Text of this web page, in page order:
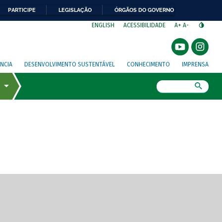
PARTICIPE LEGISLAÇÃO ÓRGÃOS DO GOVERNO
ENGLISH ACESSIBILIDADE A+ A-
DESENVOLVIMENTO SUSTENTÁVEL CONHECIMENTO IMPRENSA
de tela